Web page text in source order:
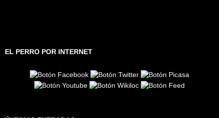
EL PERRO POR INTERNET